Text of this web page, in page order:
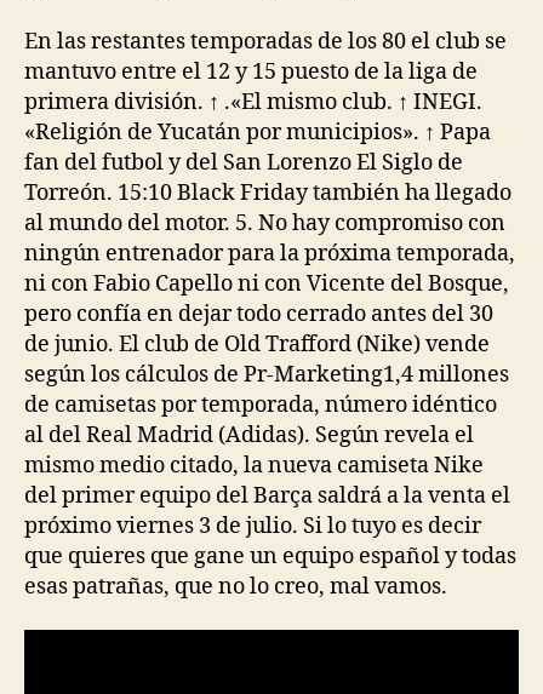
En las restantes temporadas de los 80 el club se
mantuvo entre el 12 y 15 puesto de la liga de
primera división. ↑ .«El mismo club. ↑ INEGI.
«Religión de Yucatán por municipios». ↑ Papa
fan del futbol y del San Lorenzo El Siglo de
Torreón. 15:10 Black Friday también ha llegado
al mundo del motor. 5. No hay compromiso con
ningún entrenador para la próxima temporada,
ni con Fabio Capello ni con Vicente del Bosque,
pero confía en dejar todo cerrado antes del 30
de junio. El club de Old Trafford (Nike) vende
según los cálculos de Pr-Marketing1,4 millones
de camisetas por temporada, número idéntico
al del Real Madrid (Adidas). Según revela el
mismo medio citado, la nueva camiseta Nike
del primer equipo del Barça saldrá a la venta el
próximo viernes 3 de julio. Si lo tuyo es decir
que quieres que gane un equipo español y todas
esas patrañas, que no lo creo, mal vamos.